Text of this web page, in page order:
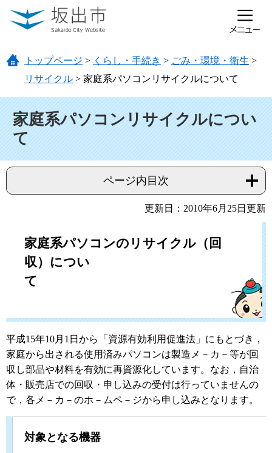
ページの先頭です。
メニューを飛ばして本文へ
トップページ > くらし・手続き > ごみ・環境・衛生 >
リサイクル > 家庭系パソコンリサイクルについて
家庭系パソコンリサイクルについ
て
ページ内目次
更新日：2010年6月25日更新
家庭系パソコンのリサイクル（回
収）につい
て
平成15年10月1日から「資源有効利用促進法」にもとづき，
家庭から出される使用済みパソコンは製造メ－カ－等が回
収し部品や材料を有効に再資源化しています。なお，自治
体・販売店での回収・申し込みの受付は行っていませんの
で，各メ－カ－のホ－ムペ－ジから申し込みとなります。
対象となる機器